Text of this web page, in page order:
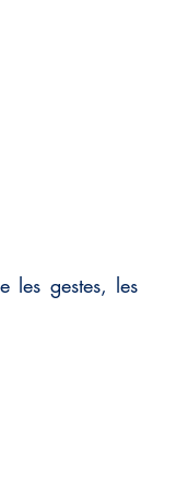
les gestes, les